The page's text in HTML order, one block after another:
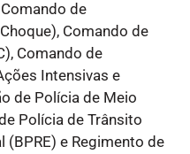
de
Comando de
Comando de
Intensivas e
de Polícia de Meio
Polícia de Trânsito
(BPRE) e Regimento de